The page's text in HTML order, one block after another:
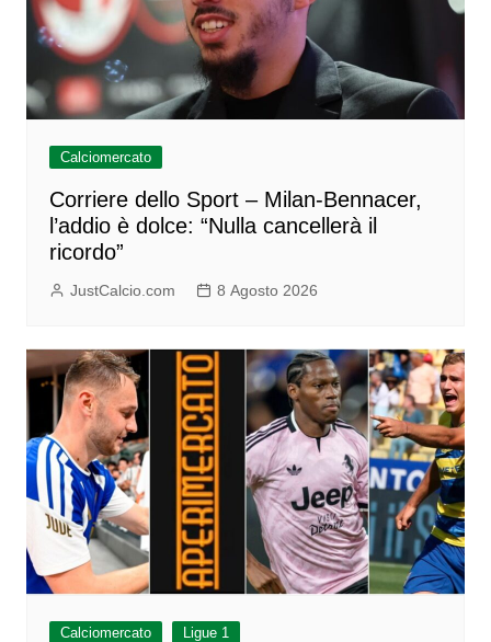
Calciomercato
Corriere dello Sport – Milan-Bennacer,
l’addio è dolce: “Nulla cancellerà il
ricordo”
JustCalcio.com 8 Agosto 2026
Calciomercato Ligue 1